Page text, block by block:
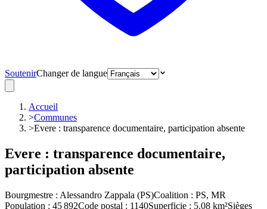
SoutenirChanger de langue
Accueil
>Communes
>Evere : transparence documentaire, participation absente
Evere : transparence documentaire,
participation absente
Bourgmestre : Alessandro Zappala (PS)Coalition : PS, MR
Population : 45 892Code postal : 1140Superficie : 5.08 km²Sièges